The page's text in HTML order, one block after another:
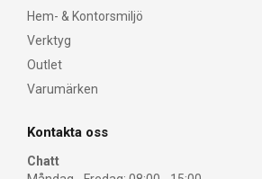
Hem- & Kontorsmiljö
Verktyg
Outlet
Varumärken
Kontakta oss
Chatt